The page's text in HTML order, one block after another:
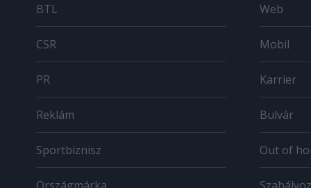
BTL
CSR
PR
Reklám
Sportbiznisz
Web
Mobil
Karrier
Bulvár
Out of